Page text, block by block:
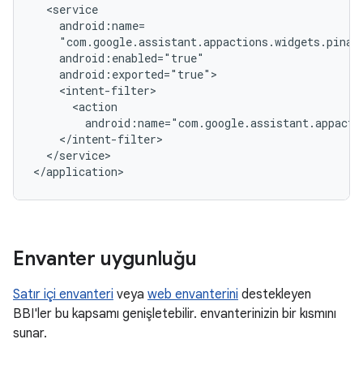
</service>
Envanter uygunluğu
Satır içi envanteri veya web envanterini destekleyen
BBI'ler bu kapsamı genişletebilir. envanterinizin bir kısmını
sunar.